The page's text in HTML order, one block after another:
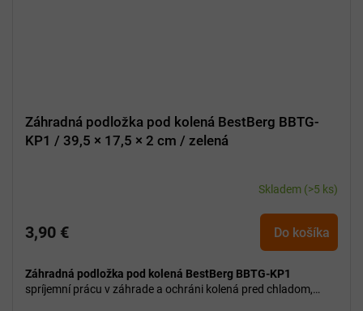
Záhradná podložka pod kolená BestBerg BBTG-
KP1 / 39,5 × 17,5 × 2 cm / zelená
Skladem (>5 ks)
3,90 € Do košíka
Záhradná podložka pod kolená BestBerg BBTG-KP1
spríjemní prácu v záhrade a ochráni kolená pred chladom,